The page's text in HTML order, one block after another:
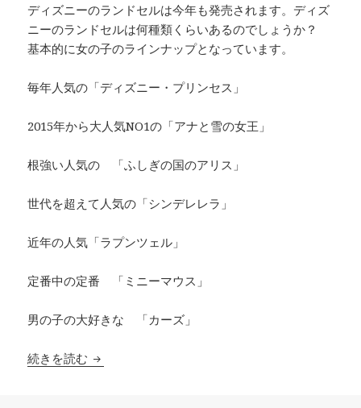
ディズニーのランドセルは今年も発売されます。ディズ
ニーのランドセルは何種類くらいあるのでしょうか？
基本的に女の子のラインナップとなっています。
毎年人気の「ディズニー・プリンセス」
2015年から大人気NO1の「アナと雪の女王」
根強い人気の 「ふしぎの国のアリス」
世代を超えて人気の「シンデレレラ」
近年の人気「ラプンツェル」
定番中の定番 「ミニーマウス」
男の子の大好きな 「カーズ」
続きを読む ディズニー ランドセル 全種類 2019